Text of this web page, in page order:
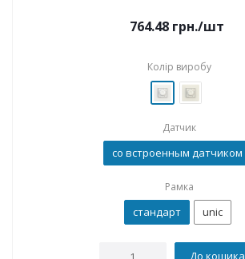
764.48грн./шт
Колір виробу
Датчик
со встроенным датчиком
Рамка
стандарт unic
До кошика